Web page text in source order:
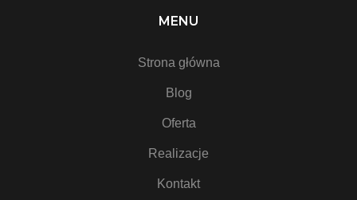
MENU
Strona główna
Blog
Oferta
Realizacje
Kontakt